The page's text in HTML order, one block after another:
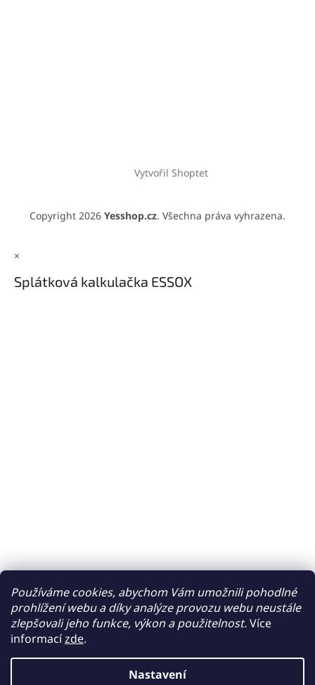
Používáme cookies, abychom Vám umožnili pohodlné
prohlížení webu a díky analýze provozu webu neustále
zlepšovali jeho funkce, výkon a použitelnost.Více
informacízde.
Nastavení
Vytvořil Shoptet
Copyright 2026 Yesshop.cz. Všechna práva vyhrazena.
×
Splátková kalkulačka ESSOX